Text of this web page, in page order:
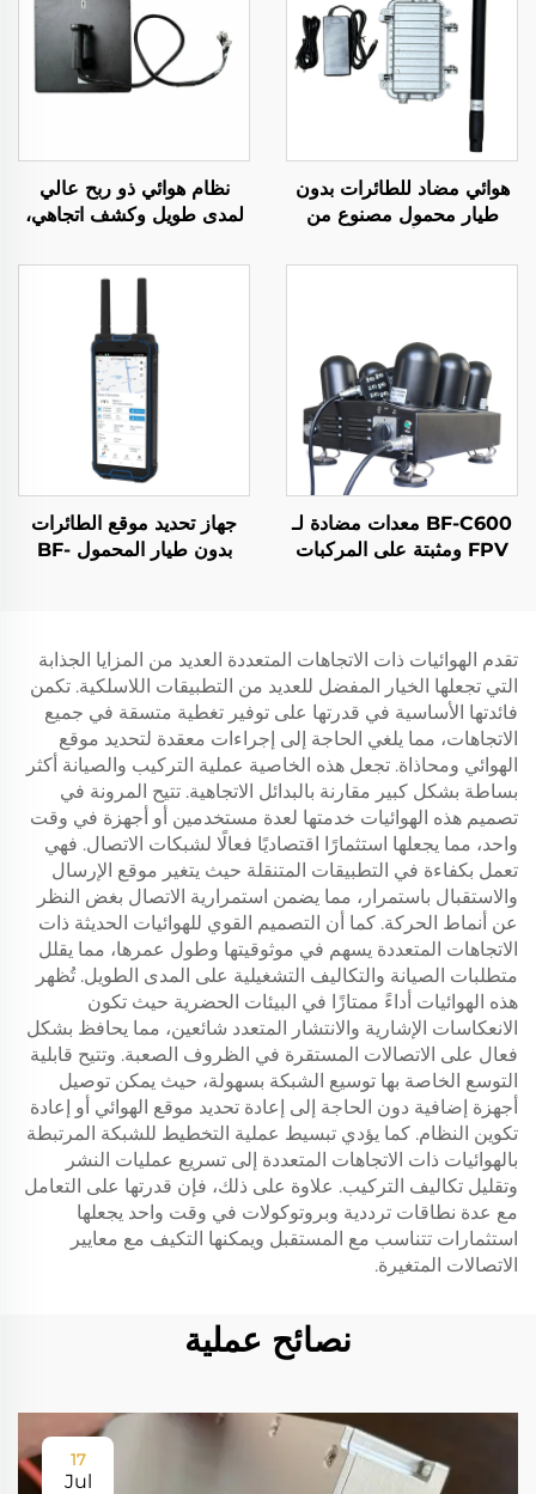
هوائي مضاد للطائرات بدون
طيار محمول مصنوع من
50 واط 900 - 1000
نظام هوائي ذو ربح عالي
لمدى طويل وكشف اتجاهي،
المضاد للطائرات بدون طيار،
درع ترددي فعال، إشارات
الطائرات بدون طيار UAV
BF-C600 معدات مضادة لـ
FPV ومثبتة على المركبات
جهاز تحديد موقع الطائرات
بدون طيار المحمول BF-
تقدم الهوائيات ذات الاتجاهات المتعددة العديد من المزايا الجذابة
التي تجعلها الخيار المفضل للعديد من التطبيقات اللاسلكية. تكمن
فائدتها الأساسية في قدرتها على توفير تغطية متسقة في جميع
الاتجاهات، مما يلغي الحاجة إلى إجراءات معقدة لتحديد موقع
الهوائي ومحاذاة. تجعل هذه الخاصية عملية التركيب والصيانة أكثر
بساطة بشكل كبير مقارنة بالبدائل الاتجاهية. تتيح المرونة في
تصميم هذه الهوائيات خدمتها لعدة مستخدمين أو أجهزة في وقت
واحد، مما يجعلها استثمارًا اقتصاديًا فعالًا لشبكات الاتصال. فهي
تعمل بكفاءة في التطبيقات المتنقلة حيث يتغير موقع الإرسال
والاستقبال باستمرار، مما يضمن استمرارية الاتصال بغض النظر
عن أنماط الحركة. كما أن التصميم القوي للهوائيات الحديثة ذات
الاتجاهات المتعددة يسهم في موثوقيتها وطول عمرها، مما يقلل
متطلبات الصيانة والتكاليف التشغيلية على المدى الطويل. تُظهر
هذه الهوائيات أداءً ممتازًا في البيئات الحضرية حيث تكون
الانعكاسات الإشارية والانتشار المتعدد شائعين، مما يحافظ بشكل
فعال على الاتصالات المستقرة في الظروف الصعبة. وتتيح قابلية
التوسع الخاصة بها توسيع الشبكة بسهولة، حيث يمكن توصيل
أجهزة إضافية دون الحاجة إلى إعادة تحديد موقع الهوائي أو إعادة
تكوين النظام. كما يؤدي تبسيط عملية التخطيط للشبكة المرتبطة
بالهوائيات ذات الاتجاهات المتعددة إلى تسريع عمليات النشر
وتقليل تكاليف التركيب. علاوة على ذلك، فإن قدرتها على التعامل
مع عدة نطاقات ترددية وبروتوكولات في وقت واحد يجعلها
استثمارات تتناسب مع المستقبل ويمكنها التكيف مع معايير
الاتصالات المتغيرة.
نصائح عملية
17
Jul